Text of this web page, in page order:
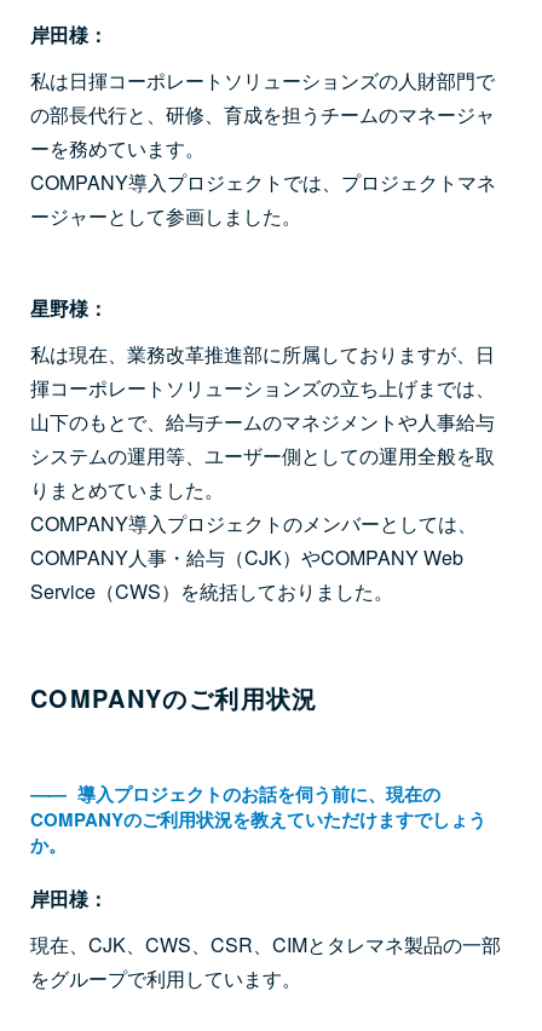
岸田様：
私は日揮コーポレートソリューションズの人財部門で
の部長代行と、研修、育成を担うチームのマネージャ
ーを務めています。
COMPANY導入プロジェクトでは、プロジェクトマネ
ージャーとして参画しました。
星野様：
私は現在、業務改革推進部に所属しておりますが、日
揮コーポレートソリューションズの立ち上げまでは、
山下のもとで、給与チームのマネジメントや人事給与
システムの運用等、ユーザー側としての運用全般を取
りまとめていました。
COMPANY導入プロジェクトのメンバーとしては、
COMPANY人事・給与（CJK）やCOMPANY Web
Service（CWS）を統括しておりました。
COMPANYのご利用状況
―― 導入プロジェクトのお話を伺う前に、現在の
COMPANYのご利用状況を教えていただけますでしょう
か。
岸田様：
現在、CJK、CWS、CSR、CIMとタレマネ製品の一部
をグループで利用しています。